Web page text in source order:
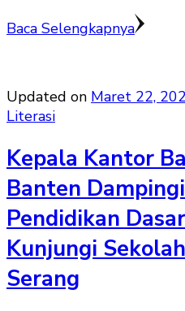
Baca Selengkapnya
Updated on Maret 22,
Literasi
Kepala Kantor
Banten
Pendidikan
Kunjungi
Serang